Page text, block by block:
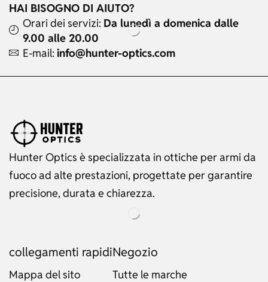
HAI BISOGNO DI AIUTO?
Orari dei servizi: Da lunedì a domenica dalle
9.00 alle 20.00
E-mail: info@hunter-optics.com
Hunter Optics è specializzata in ottiche per armi da
fuoco ad alte prestazioni, progettate per garantire
precisione, durata e chiarezza.
collegamenti rapidi
Mappa del sito
Negozio
Tutte le marche